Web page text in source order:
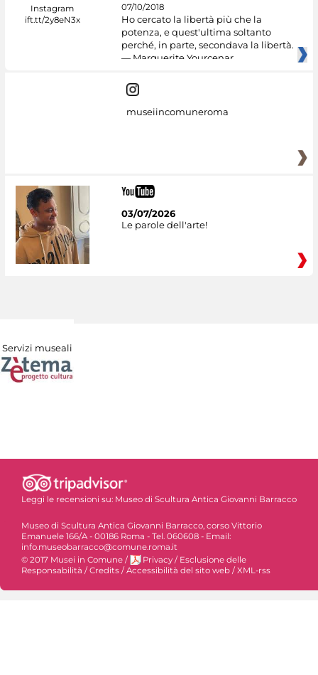
07/10/2018
Ho cercato la libertà più che la
potenza, e quest'ultima soltanto
perché, in parte, secondava la libertà.
— Marguerite Yourcenar
museiincomuneroma
03/07/2026
Le parole dell'arte!
Servizi museali
Leggi le recensioni su: Museo di Scultura Antica Giovanni Barracco
Museo di Scultura Antica Giovanni Barracco, corso Vittorio
Emanuele 166/A - 00186 Roma - Tel. 060608 - Email:
info.museobarracco@comune.roma.it
© 2017 Musei in Comune / Privacy / Esclusione delle
Responsabilità / Credits / Accessibilità del sito web / XML-rss